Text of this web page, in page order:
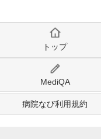
トップ
MediQA
病院なび利用規約